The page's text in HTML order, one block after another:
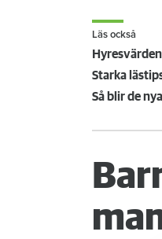
Läs också
Starka
Så blir de